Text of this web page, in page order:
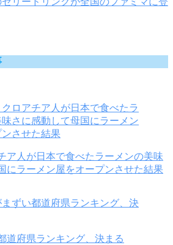
ア人が日本で食べたラーメンの美味
にラーメン屋をオープンさせた結果
道府県ランキング、決まる